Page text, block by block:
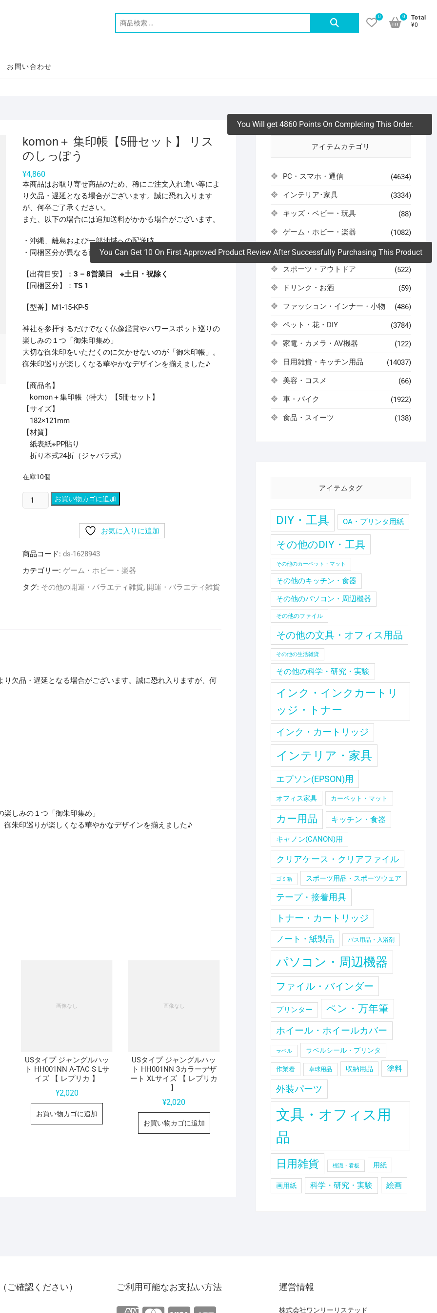
0
Total
¥0
0
お問い合わせ
komon＋ 集印帳【5冊セット】 リス
のしっぽう
¥4,860
本商品はお取り寄せ商品のため、稀にご注文入れ違い等によ
り欠品・遅延となる場合がございます。誠に恐れ入ります
が、何卒ご了承ください。
また、以下の場合には追加送料がかかる場合がございます。
・沖縄、離島および一部地域への配送時
・同梱区分が異なる商品の複数購入時
【出荷目安】： 3 – 8営業日 ※土日・祝除く
【同梱区分】： TS 1
【型番】M1-15-KP-5
神社を参拝するだけでなく仏像鑑賞やパワースポット巡りの
楽しみの１つ「御朱印集め」
大切な御朱印をいただくのに欠かせないのが「御朱印帳」。
御朱印巡りが楽しくなる華やかなデザインを揃えました♪
【商品名】
komon＋集印帳（特大）【5冊セット】
【サイズ】
182×121mm
【材質】
紙表紙※PP貼り
折り本式24折（ジャバラ式）
在庫10個
You Will get 4860 Points On Completing This Order.
You Can Get 10 On First Approved Product Review After Successfully Purchasing This Product
komon
＋
【5
冊
ッ
う
お買い物カゴに追加
お気に入りに追加
商品コード: ds-1628943
カテゴリー: ゲーム・ホビー・楽器
タグ: その他の開運・バラエティ雑貨, 開運・バラエティ雑貨
欠品・遅延となる場合がございます。誠に恐れ入りますが、何
しみの１つ「御朱印集め」
朱印巡りが楽しくなる華やかなデザインを揃えました♪
USタイプ ジャングルハッ
ト HH001NN A-TAC S Lサ
イズ 【 レプリカ 】
¥2,020
お買い物カゴに追加
USタイプ ジャングルハッ
ト HH001NN 3カラーデザ
ート XLサイズ 【 レプリカ
】
¥2,020
お買い物カゴに追加
アイテムカテゴリ
PC・スマホ・通信 (4634)
インテリア･家具 (3334)
キッズ・ベビー・玩具 (88)
ゲーム・ホビー・楽器 (1082)
コスメ・健康・医薬品 (504)
スポーツ・アウトドア (522)
ドリンク・お酒 (59)
ファッション・インナー・小物 (486)
ペット・花・DIY (3784)
家電・カメラ・AV機器 (122)
日用雑貨・キッチン用品 (14037)
美容・コスメ (66)
車・バイク (1922)
食品・スイーツ (138)
アイテムタグ
DIY・工具 OA・プリンタ用紙
その他のDIY・工具
その他のカーペット・マット
その他のキッチン・食器
その他のパソコン・周辺機器
その他のファイル
その他の文具・オフィス用品
その他の生活雑貨
その他の科学・研究・実験
インク・インクカートリ
ッジ・トナー
インク・カートリッジ
インテリア・家具
エプソン(EPSON)用
オフィス家具 カーペット・マット
カー用品 キッチン・食器
キャノン(CANON)用
クリアケース・クリアファイル
ゴミ箱 スポーツ用品・スポーツウェア
テープ・接着用具
トナー・カートリッジ
ノート・紙製品 バス用品・入浴剤
パソコン・周辺機器
ファイル・バインダー
プリンター ペン・万年筆
ホイール・ホイールカバー
ラベル ラベルシール・プリンタ
作業着 卓球用品 収納用品 塗料
外装パーツ
文具・オフィス用
品
日用雑貨 標識・看板 用紙
画用紙 科学・研究・実験 絵画
ご確認ください） ご利用可能なお支払い方法 運営情報
株式会社ワンリーリステッド